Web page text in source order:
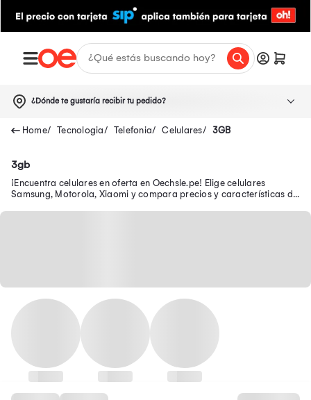
¿Dónde te gustaría recibir tu pedido?
Tecnologia Telefonia Celulares 3GB
3gb
¡Encuentra celulares en oferta en Oechsle.pe! Elige celulares
Samsung, Motorola, Xiaomi y compara precios y características de